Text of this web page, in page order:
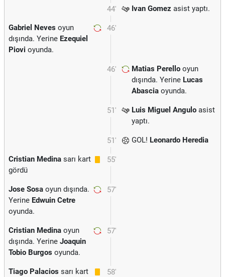
44' Ivan Gomez asist yaptı.
46'
Gabriel Neves oyun
dışında. Yerine Ezequiel
Piovi oyunda.
46' Matias Perello oyun
dışında. Yerine Lucas
Abascia oyunda.
51' Luis Miguel Angulo asist
yaptı.
51' GOL! Leonardo Heredia
55'
Cristian Medina sarı kart
gördü
57'
Jose Sosa oyun dışında.
Yerine Edwuin Cetre
oyunda.
57'
Cristian Medina oyun
dışında. Yerine Joaquin
Tobio Burgos oyunda.
58'
Tiago Palacios sarı kart